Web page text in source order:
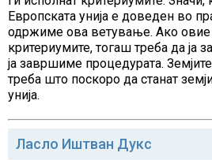
Европската унија е доведен во
одржиме ова ветување. Ако овие
критериумите, тогаш треба да ја
ја завршиме процедурата.
треба што поскоро да станат
унија.
Ласло Иштван Дукс